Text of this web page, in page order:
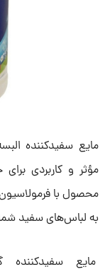
مؤثر و کاربردی
محصول با
به لباس‌های سفید شما
مایع سفیدکننده